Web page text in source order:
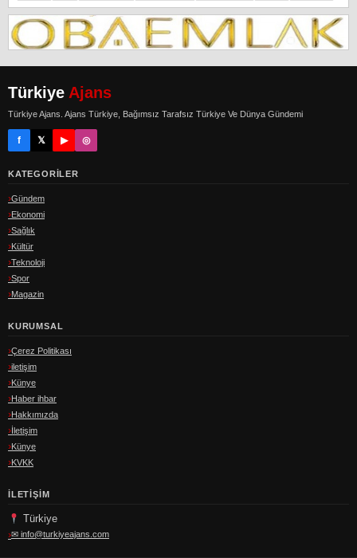
Türkiye Ajans
Türkiye Ajans. Ajans Türkiye, Bağımsız Tarafsız Türkiye Ve Dünya Gündemi
f 𝕏 ▶ ◎
KATEGORILER
Gündem
Ekonomi
Sağlık
Kültür
Teknoloji
Spor
Magazin
KURUMSAL
Çerez Politikası
iletişim
Künye
Haber ihbar
Hakkımızda
İletişim
Künye
KVKK
İLETIŞIM
Türkiye
✉ info@turkiyeajans.com